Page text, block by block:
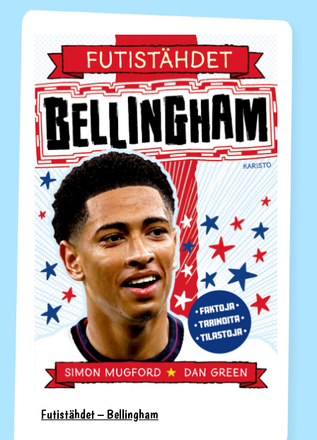
Futistähdet – Bellingham